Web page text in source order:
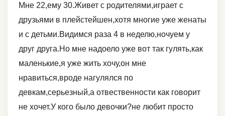
Мне 22,ему 30.Живет с родителями,играет с
друзьями в плейстейшен,хотя многие уже женаты
и с детьми.Видимся раза 4 в неделю,ночуем у
друг друга.Но мне надоело уже вот так гулять,как
маленькие,я уже жить хочу,он мне
нравиться,вроде нагулялся по
девкам,серьезный,а отвественности как говорит
не хочет.У кого было девочки?не любит просто